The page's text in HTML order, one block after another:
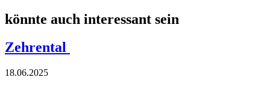
könnte auch interessant sein
Zehrental
18.06.2025